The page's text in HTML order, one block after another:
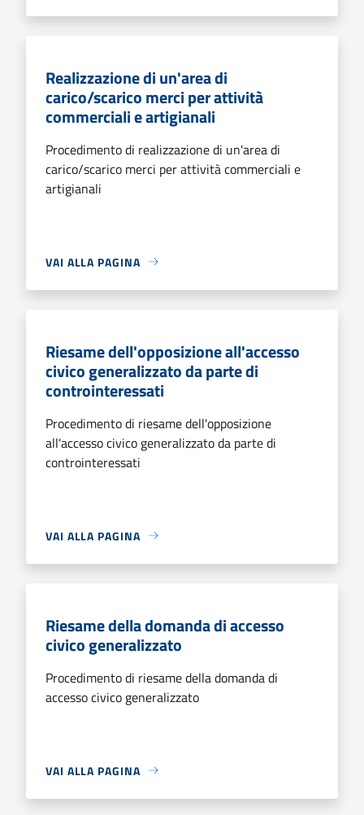
Realizzazione di un'area di
carico/scarico merci per attività
commerciali e artigianali
Procedimento di realizzazione di un'area di
carico/scarico merci per attività commerciali e
artigianali
VAI ALLA PAGINA
Riesame dell'opposizione all'accesso
civico generalizzato da parte di
controinteressati
Procedimento di riesame dell'opposizione
all'accesso civico generalizzato da parte di
controinteressati
VAI ALLA PAGINA
Riesame della domanda di accesso
civico generalizzato
Procedimento di riesame della domanda di
accesso civico generalizzato
VAI ALLA PAGINA